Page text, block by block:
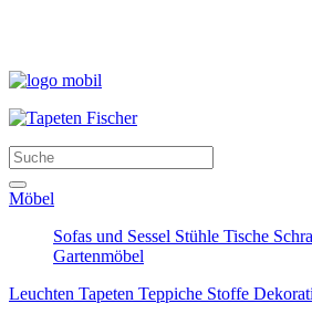
Möbel
Sofas und Sessel Stühle Tische
Gartenmöbel
Leuchten Tapeten Teppiche Stoffe